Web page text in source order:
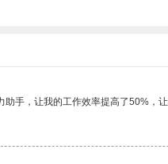
手，让我的工作效率提高了50%，